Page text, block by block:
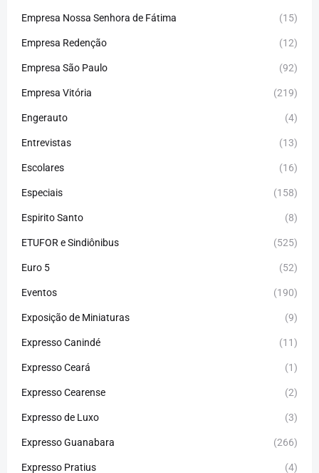
Empresa Nossa Senhora de Fátima (15)
Empresa Redenção (12)
Empresa São Paulo (92)
Empresa Vitória (219)
Engerauto (4)
Entrevistas (13)
Escolares (16)
Especiais (158)
Espirito Santo (8)
ETUFOR e Sindiônibus (525)
Euro 5 (52)
Eventos (190)
Exposição de Miniaturas (9)
Expresso Canindé (11)
Expresso Ceará (1)
Expresso Cearense (2)
Expresso de Luxo (3)
Expresso Guanabara (266)
Expresso Pratius (4)